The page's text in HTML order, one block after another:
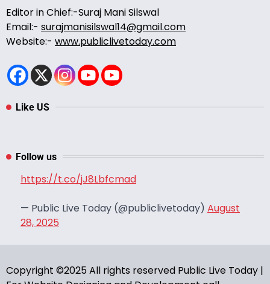
Editor in Chief:-Suraj Mani Silswal
Email:- surajmanisilswal14@gmail.com
Website:- www.publiclivetoday.com
Like US
Follow us
https://t.co/jJ8Lbfcmad
— Public Live Today (@publiclivetoday) August
28, 2025
Copyright ©2025 All rights reserved Public Live Today |